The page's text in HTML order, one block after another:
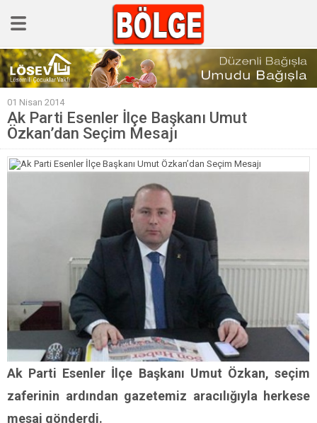
GÜNCEL
POLİTİKA
Polis & Adliye
SPOR
Kültür & Sanat
Müzik & Magazin
01 Nisan 2014
Ak Parti Esenler İlçe Başkanı Umut
Özkan’dan Seçim Mesajı
Ak Parti Esenler İlçe Başkanı Umut Özkan, seçim
zaferinin ardından gazetemiz aracılığıyla herkese
mesaj gönderdi.